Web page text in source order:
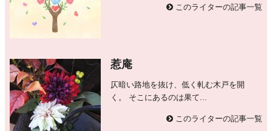
このライターの記事一覧
惹庵
仄暗い路地を抜け、低く軋む木戸を開
く。 そこにあるのは果て...
このライターの記事一覧